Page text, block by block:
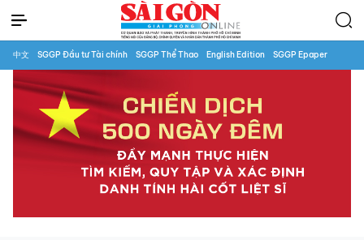
中文 SGGP Đầu tư Tài chính SGGP Thể Thao English Edition SGGP Epaper